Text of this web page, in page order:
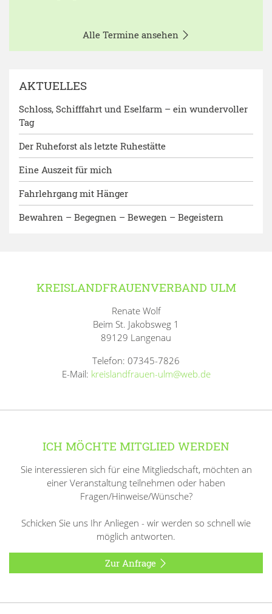
Alle Termine ansehen
AKTUELLES
Schloss, Schifffahrt und Eselfarm – ein wundervoller
Tag
Der Ruheforst als letzte Ruhestätte
Eine Auszeit für mich
Fahrlehrgang mit Hänger
Bewahren – Begegnen – Bewegen – Begeistern
KREISLANDFRAUENVERBAND ULM
Renate Wolf
Beim St. Jakobsweg 1
89129 Langenau
Telefon: 07345-7826
E-Mail: kreislandfrauen-ulm@web.de
ICH MÖCHTE MITGLIED WERDEN
Sie interessieren sich für eine Mitgliedschaft, möchten an
einer Veranstaltung teilnehmen oder haben
Fragen/Hinweise/Wünsche?
Schicken Sie uns Ihr Anliegen - wir werden so schnell wie
möglich antworten.
Zur Anfrage